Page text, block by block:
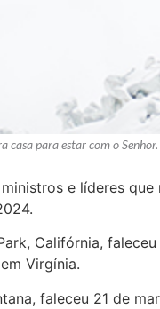
casa para estar com o
e líderes
Califórnia,
Virgínia.
faleceu 21 de